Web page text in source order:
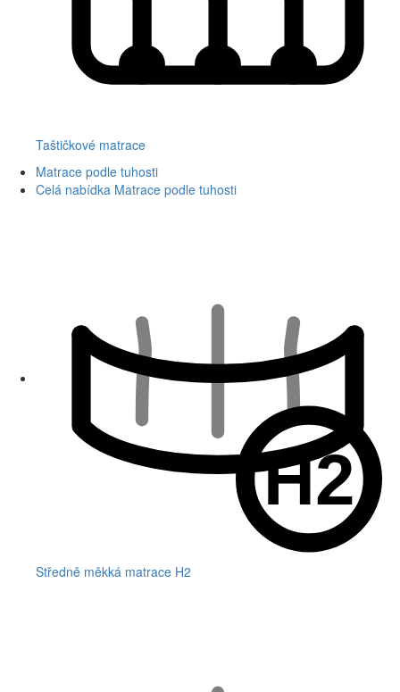
Taštičkové matrace
Matrace podle tuhosti
Celá nabídka Matrace podle tuhosti
Středně měkká matrace H2